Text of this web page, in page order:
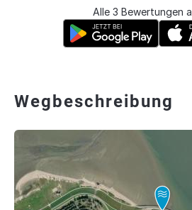
Alle 3 Bewertungen
Wegbeschreibung